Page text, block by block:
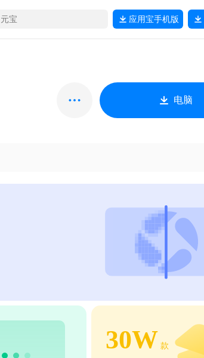
应用宝手机版
电脑
30W 款